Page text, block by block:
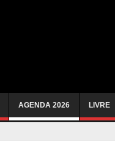
AGENDA 2026 LIVRE